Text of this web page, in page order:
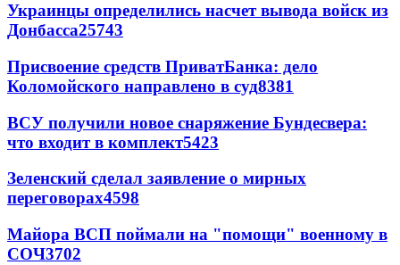
Украинцы определились насчет вывода войск из
Донбасса25743
Присвоение средств ПриватБанка: дело
Коломойского направлено в суд8381
ВСУ получили новое снаряжение Бундесвера:
что входит в комплект5423
Зеленский сделал заявление о мирных
переговорах4598
Майора ВСП поймали на "помощи" военному в
СОЧ3702